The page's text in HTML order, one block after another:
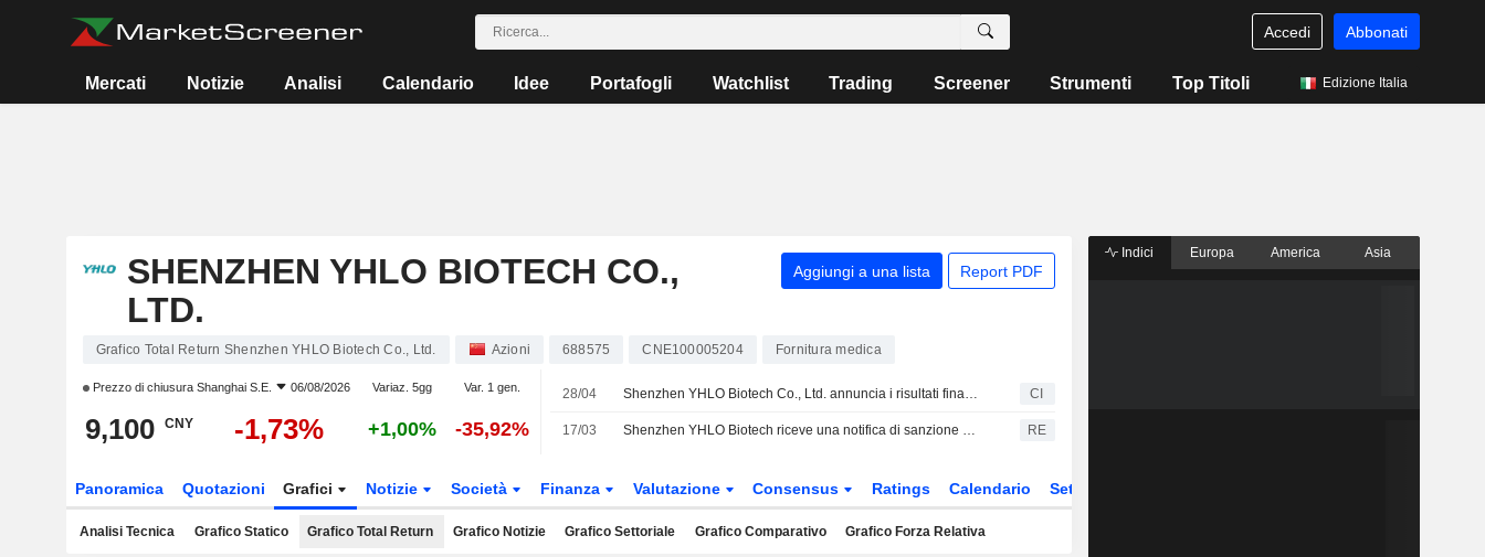
Accedi Abbonati
Mercati Notizie Analisi Calendario Idee Portafogli Watchlist Trading Screener Strumenti Top Titoli Edizione Italia
SHENZHEN YHLO BIOTECH CO.,
LTD.
Aggiungi a una lista Report PDF
Grafico Total Return Shenzhen YHLO Biotech Co., Ltd. Azioni 688575 CNE100005204 Fornitura medica
Prezzo di chiusura Shanghai S.E. 06/08/2026 Variaz. 5gg Var. 1 gen.
9,100 CNY -1,73% +1,00% -35,92%
28/04 Shenzhen YHLO Biotech Co., Ltd. annuncia i risultati finanziari per il primo trimestre conclusosi il 31 marzo 2026 CI
17/03 Shenzhen YHLO Biotech riceve una notifica di sanzione amministrativa dall'autorità di regolamentazione RE
Panoramica Quotazioni Grafici Notizie Società Finanza Valutazione Consensus Ratings Calendario Settore
Analisi Tecnica Grafico Statico Grafico Total Return Grafico Notizie Grafico Settoriale Grafico Comparativo Grafico Forza Relativa
Indici Europa America Asia